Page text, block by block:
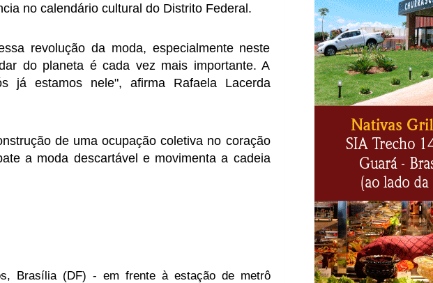
no calendário cultural do Distrito Federal.
revolução da moda, especialmente neste
do planeta é cada vez mais importante. A
já estamos nele", afirma Rafaela Lacerda
de uma ocupação coletiva no coração
a moda descartável e movimenta a cadeia
Brasília (DF) - em frente à estação de metrô